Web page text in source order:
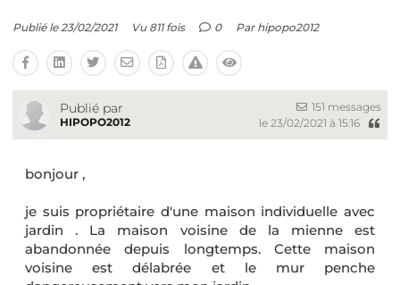
Publié le 23/02/2021 Vu 811 fois 0 Par hipopo2012
Publié par
HIPOPO2012
151 messages
le 23/02/2021 à 15:16
bonjour ,
je suis propriétaire d'une maison individuelle avec
jardin . La maison voisine de la mienne est
abandonnée depuis longtemps. Cette maison
voisine est délabrée et le mur penche